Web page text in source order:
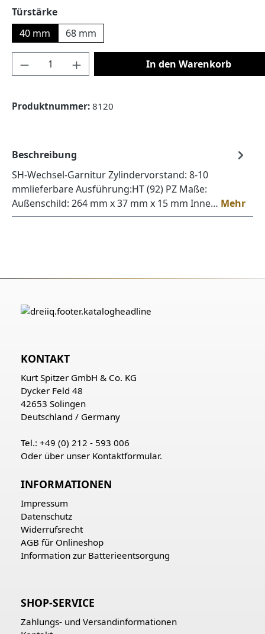
Türstärkeauswählen
40 mm
68 mm
Produkt Anzahl: Gib den gewünschten
In den Warenkorb
Produktnummer: 8120
Beschreibung
SH-Wechsel-Garnitur Zylindervorstand: 8-10
mmlieferbare Ausführung:HT (92) PZ Maße:
Außenschild: 264 mm x 37 mm x 15 mm Inne… Mehr
KONTAKT
Kurt Spitzer GmbH & Co. KG
Dycker Feld 48
42653 Solingen
Deutschland / Germany
Tel.: +49 (0) 212 - 593 006
Oder über unser Kontaktformular.
INFORMATIONEN
Impressum
Datenschutz
Widerrufsrecht
AGB für Onlineshop
Information zur Batterieentsorgung
SHOP-SERVICE
Zahlungs- und Versandinformationen